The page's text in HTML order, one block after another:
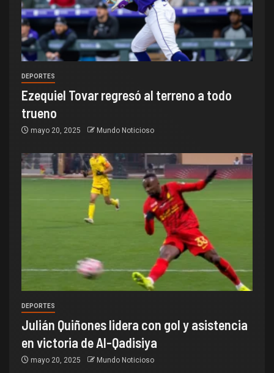
DEPORTES
Ezequiel Tovar regresó al terreno a todo
trueno
mayo 20, 2025 Mundo Noticioso
DEPORTES
Julián Quiñones lidera con gol y asistencia
en victoria de Al-Qadisiya
mayo 20, 2025 Mundo Noticioso